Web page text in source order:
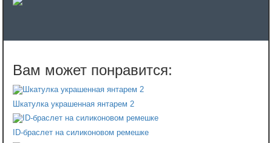
Шкатулка украшенная янтарем 2
ID-браслет на силиконовом ремешке